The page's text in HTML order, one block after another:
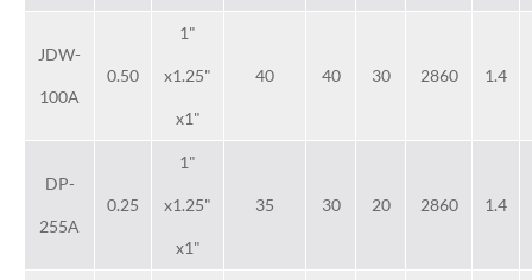
JDW-
100A
0.50
1"
x1.25"
x1"
40 40 30 2860 1.4
DP-
255A
0.25
1"
x1.25"
x1"
35 30 20 2860 1.4